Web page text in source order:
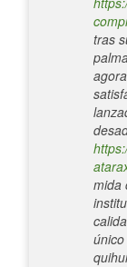
tras
mida